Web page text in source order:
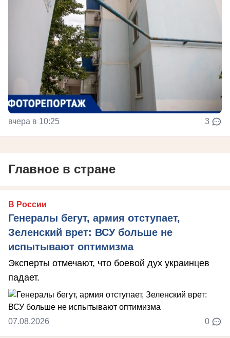
вчера в 10:25 3
Главное в стране
В России
Генералы бегут, армия отступает,
Зеленский врет: ВСУ больше не
испытывают оптимизма
Эксперты отмечают, что боевой дух украинцев
падает.
07.08.2026 0